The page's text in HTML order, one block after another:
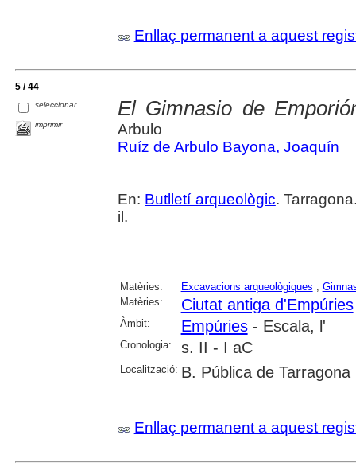
Enllaç permanent a aquest
5 / 44
seleccionar
imprimir
El Gimnasio de
Arbulo
Ruíz de Arbulo Bayona, Joaquín
En: Butlletí arqueològic.
il.
Matèries: Excavacions arqueològiques ;
Matèries:
Ciutat antiga d'Empúries
Àmbit: Empúries- Escala, l'
Cronologia: s. II - I aC
Localització: B. Pública de Tarragona
Enllaç permanent a aquest